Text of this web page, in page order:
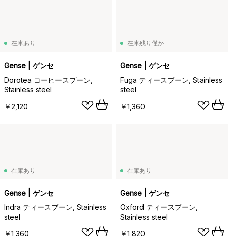
在庫あり
Gense | ゲンセ
Dorotea コーヒースプーン,
Stainless steel
￥2,120
在庫残り僅か
Gense | ゲンセ
Fuga ティースプーン, Stainless
steel
￥1,360
在庫あり
Gense | ゲンセ
Indra ティースプーン, Stainless
steel
￥1,360
在庫あり
Gense | ゲンセ
Oxford ティースプーン,
Stainless steel
￥1,820